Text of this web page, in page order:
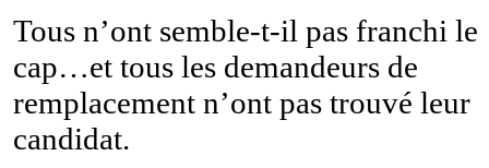
Tous n’ont semble-t-il pas franchi le
cap…et tous les demandeurs de
remplacement n’ont pas trouvé leur
candidat.